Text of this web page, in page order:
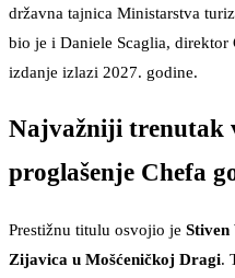
državna tajnica Ministarstva
bio je i Daniele Scaglia,
izdanje izlazi 2027. godine.
Najvažniji trenutak
proglašenje Chefa
Prestižnu titulu osvojio je Stiven
Zijavica u Mošćeničkoj Dragi.